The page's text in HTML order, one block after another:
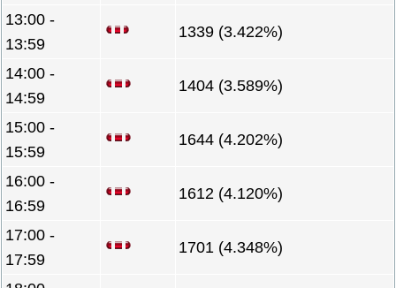
13:00 -
13:59
1339 (3.422%)
14:00 -
14:59
1404 (3.589%)
15:00 -
15:59
1644 (4.202%)
16:00 -
16:59
1612 (4.120%)
17:00 -
17:59
1701 (4.348%)